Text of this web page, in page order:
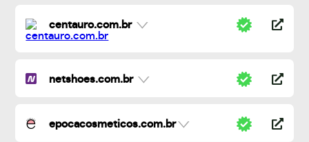
centauro.com.br
netshoes.com.br
epocacosmeticos.com.br